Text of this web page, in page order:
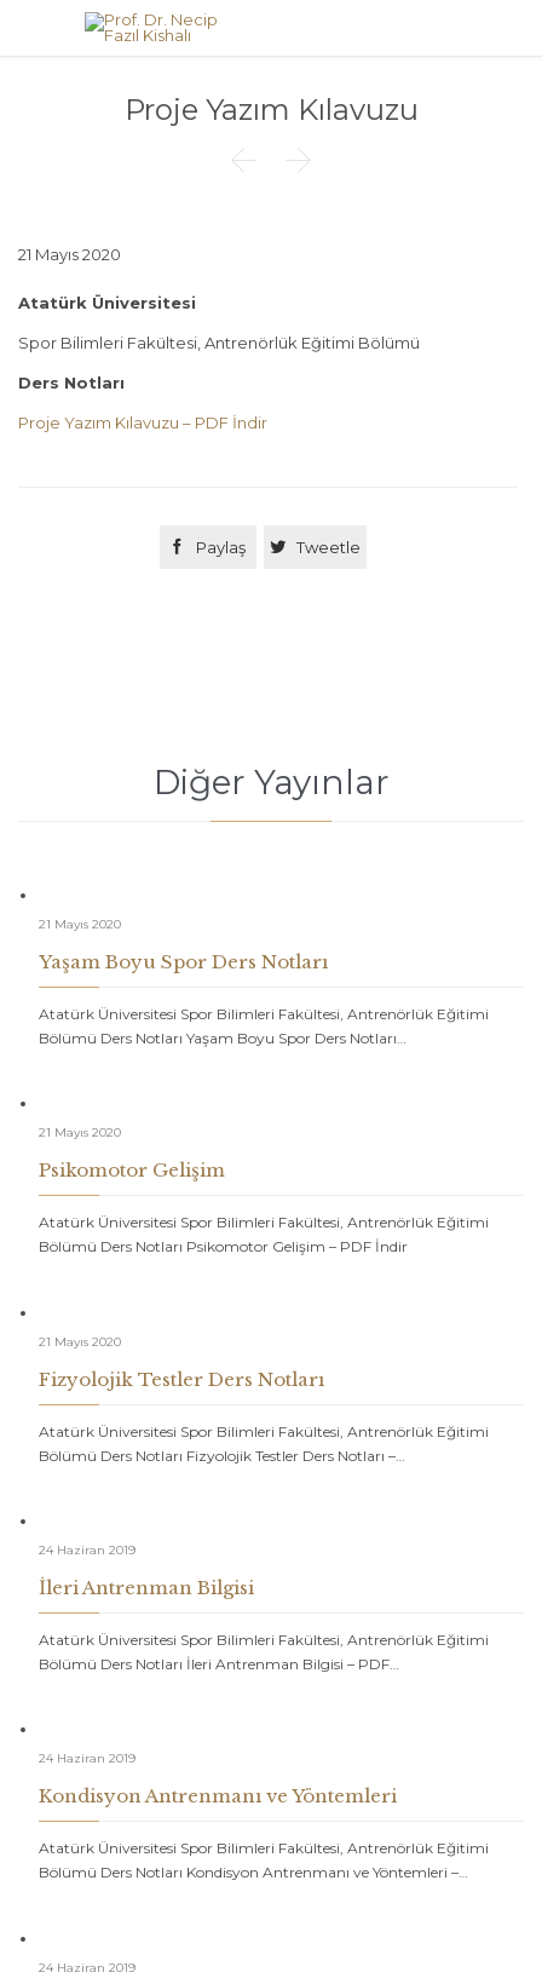
Proje Yazım Kılavuzu
 
21 Mayıs 2020
Atatürk Üniversitesi
Spor Bilimleri Fakültesi, Antrenörlük Eğitimi Bölümü
Ders Notları
Proje Yazım Kılavuzu – PDF İndir
 Paylaş  Tweetle
Diğer Yayınlar
21 Mayıs 2020
Yaşam Boyu Spor Ders Notları
Atatürk Üniversitesi Spor Bilimleri Fakültesi, Antrenörlük Eğitimi
Bölümü Ders Notları Yaşam Boyu Spor Ders Notları…
21 Mayıs 2020
Psikomotor Gelişim
Atatürk Üniversitesi Spor Bilimleri Fakültesi, Antrenörlük Eğitimi
Bölümü Ders Notları Psikomotor Gelişim – PDF İndir
21 Mayıs 2020
Fizyolojik Testler Ders Notları
Atatürk Üniversitesi Spor Bilimleri Fakültesi, Antrenörlük Eğitimi
Bölümü Ders Notları Fizyolojik Testler Ders Notları –…
24 Haziran 2019
İleri Antrenman Bilgisi
Atatürk Üniversitesi Spor Bilimleri Fakültesi, Antrenörlük Eğitimi
Bölümü Ders Notları İleri Antrenman Bilgisi – PDF…
24 Haziran 2019
Kondisyon Antrenmanı ve Yöntemleri
Atatürk Üniversitesi Spor Bilimleri Fakültesi, Antrenörlük Eğitimi
Bölümü Ders Notları Kondisyon Antrenmanı ve Yöntemleri –…
24 Haziran 2019